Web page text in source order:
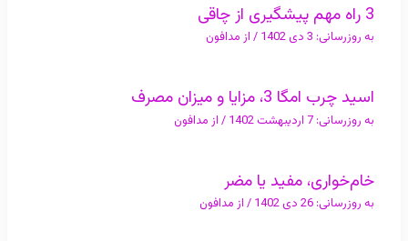
3 راه مهم پیشگیری از چاقی
به روزرسانی: / از مدافون
اسید چرب امگا 3، مزایا و میزان مصرف
به روزرسانی: 7 اردیبهشت 1402 / از مدافون
خام‌خواری، مفید یا مضر
به روزرسانی: 26 دی 1402 / از مدافون